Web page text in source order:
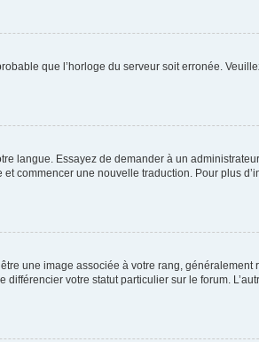
que l’horloge du serveur soit erronée.
langue. Essayez de demander à un
commencer une nouvelle traduction. Pour plus
une image associée à votre rang,
votre statut particulier sur le forum.